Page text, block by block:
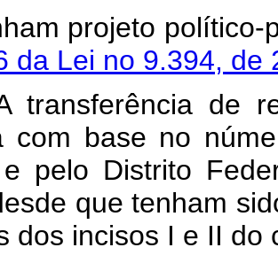
projeto
da Lei no 9.394,
transferência de
com base no
pelo Distrito
que tenham
dos incisos I e II do